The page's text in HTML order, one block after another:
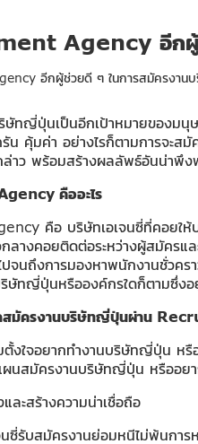
Agency อีกผู้
อีกผู้ช่วยดี ๆ ในการสมัครงาน
ษัทญี่ปุ่นเป็นอีกเป้าหมายของมนุ
น คุ้มค่า อย่างไรก็ตามการจะส
ล่าว พร้อมสร้างผลลัพธ์อันน่าพึ
คืออะไร
คือ บริษัทเอเจนซี่ที่คอยให้
กลางคอยติดต่อระหว่างผู้สมัคร
ปจนถึงการมองหาพนักงานชั่วคร
ษัทญี่ปุ่นหรือองค์กรใดก็ตามซึ่งอ
สมัครงานบริษัทญี่ปุ่นผ่าน
ตั้งใจอยากทำงานบริษัทญี่ปุ่น ห
นสมัครงานบริษัทญี่ปุ่น หรืออย
ละสร้างความน่าเชื่อถือ
นซี่รับสมัครงานย่อมหนีไม่พ้นกา